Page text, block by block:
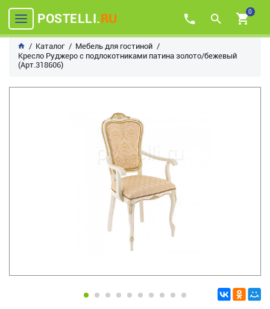
POSTELLI.RU 0
Каталог
Мебель для гостиной
Кресло Руджеро с подлокотниками патина золото/бежевый
(Арт.318606)